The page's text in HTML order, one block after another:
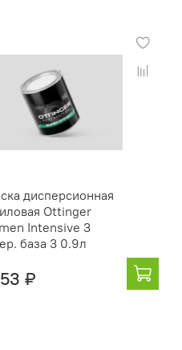
дисперсионная
Ottinger
Intensive 3
база 3 0.9л
₽